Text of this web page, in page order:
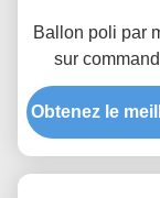
Ballon poli par
sur
maison de
acier
Obtenez le